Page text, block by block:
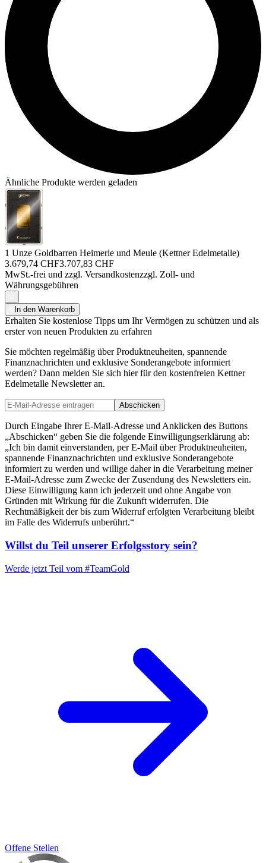
Ähnliche Produkte werden geladen
1 Unze Goldbarren Heimerle und Meule (Kettner Edelmetalle)
3.679,74 CHF3.707,83 CHF
MwSt.-frei und zzgl. Versandkostenzzgl. Zoll- und
Währungsgebühren
In den Warenkorb
Erhalten Sie kostenlose Tipps um Ihr Vermögen zu schützen und als
erster von neuen Produkten zu erfahren
Sie möchten regelmäßig über Produktneuheiten, spannende
Finanznachrichten und exklusive Sonderangebote informiert
werden? Dann melden Sie sich hier für den kostenfreien Kettner
Edelmetalle Newsletter an.
Abschicken
Durch Eingabe Ihrer E-Mail-Adresse und Anklicken des Buttons
„Abschicken“ geben Sie die folgende Einwilligungserklärung ab:
„Ich bin damit einverstanden, per E-Mail über Produktneuheiten,
spannende Finanznachrichten und exklusive Sonderangebote
informiert zu werden und willige daher in die Verarbeitung meiner
E-Mail-Adresse zum Zwecke der Zusendung des Newsletters ein.
Diese Einwilligung kann ich jederzeit und ohne Angabe von
Gründen mit Wirkung für die Zukunft widerrufen. Die
Rechtmäßigkeit der bis zum Widerruf erfolgten Verarbeitung bleibt
im Falle des Widerrufs unberührt.“
Willst du Teil unserer Erfolgsstory sein?
Werde jetzt Teil vom #TeamGold
Offene Stellen